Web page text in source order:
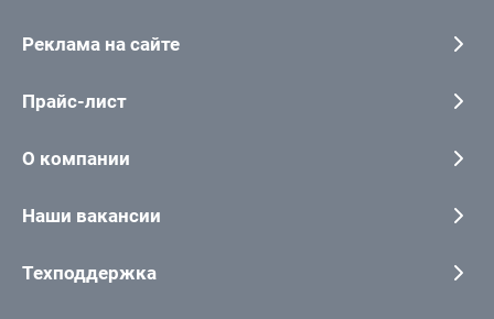
Реклама на сайте
Прайс-лист
О компании
Наши вакансии
Техподдержка